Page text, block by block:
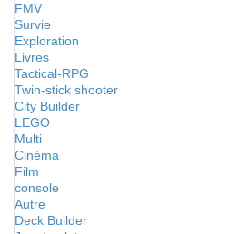
FMV
Survie
Exploration
Livres
Tactical-RPG
Twin-stick shooter
City Builder
LEGO
Multi
Cinéma
Film
console
Autre
Deck Builder